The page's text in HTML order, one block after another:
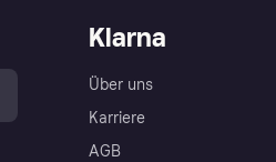
Klarna
Über uns
Karriere
AGB